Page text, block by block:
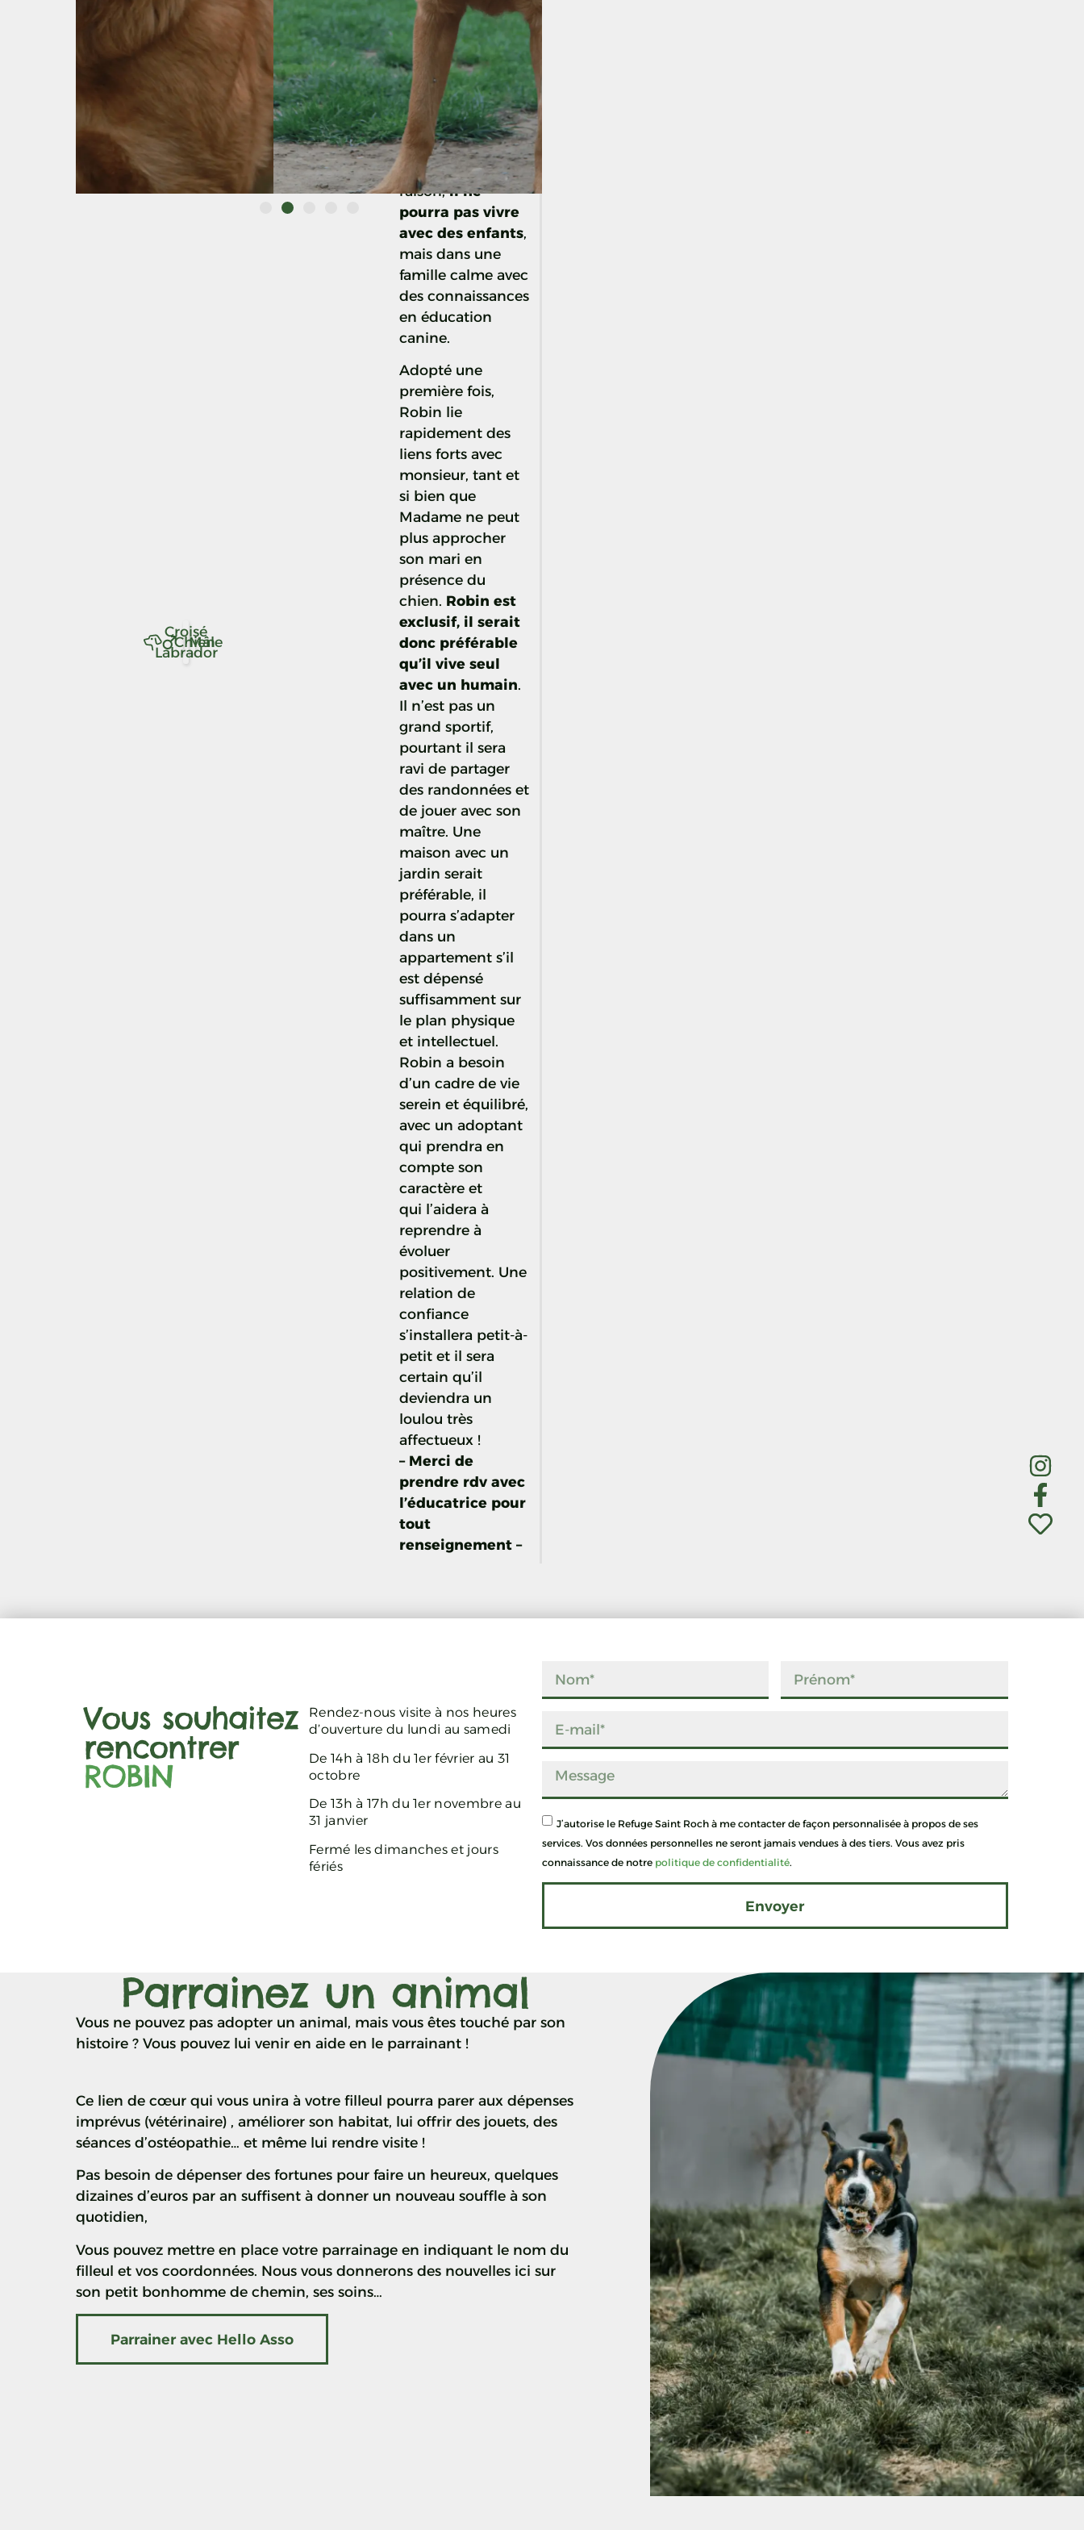
Chien
Croisé
Labrador
Mâle
mais dans
certaines
situations
(notamment avec
la nourriture
humaine), Robin
peut se montrer
agressif. Pour cette
raison,il ne
pourra pas vivre
avec des enfants,
mais dans une
famille calme avec
des connaissances
en éducation
canine.
Adopté une
première fois,
Robin lie
rapidement des
liens forts avec
monsieur, tant et
si bien que
Madame ne peut
plus approcher
son mari en
présence du
chien. Robin est
exclusif, il serait
donc préférable
qu’il vive seul
avec un humain.
Il n’est pas un
grand sportif,
pourtant il sera
ravi de partager
des randonnées et
de jouer avec son
maître. Une
maison avec un
jardin serait
préférable, il
pourra s’adapter
dans un
appartement s’il
est dépensé
suffisamment sur
le plan physique
et intellectuel.
Robin a besoin
d’un cadre de vie
serein et équilibré,
avec un adoptant
qui prendra en
compte son
caractère et
qui l’aidera à
reprendre à
évoluer
positivement. Une
relation de
confiance
s’installera petit-à-
petit et il sera
certain qu’il
deviendra un
loulou très
affectueux !
– Merci de
prendre rdv avec
l’éducatrice pour
tout
renseignement –
Vous souhaitez
rencontrer
ROBIN
Rendez-nous visite à nos heures
d’ouverture du lundi au samedi
De 14h à 18h du 1er février au 31
octobre
De 13h à 17h du 1er novembre au
31 janvier
Fermé les dimanches et jours
fériés
J’autorise le Refuge Saint Roch à me contacter de façon personnalisée à propos de ses
services. Vos données personnelles ne seront jamais vendues à des tiers. Vous avez pris
connaissance de notre politique de confidentialité.
Envoyer
Parrainez un animal
Vous ne pouvez pas adopter un animal, mais vous êtes touché par son
histoire ? Vous pouvez lui venir en aide en le parrainant !
Ce lien de cœur qui vous unira à votre filleul pourra parer aux dépenses
imprévus (vétérinaire) , améliorer son habitat, lui offrir des jouets, des
séances d’ostéopathie… et même lui rendre visite !
Pas besoin de dépenser des fortunes pour faire un heureux, quelques
dizaines d’euros par an suffisent à donner un nouveau souffle à son
quotidien,
Vous pouvez mettre en place votre parrainage en indiquant le nom du
filleul et vos coordonnées. Nous vous donnerons des nouvelles ici sur
son petit bonhomme de chemin, ses soins…
Parrainer avec Hello Asso